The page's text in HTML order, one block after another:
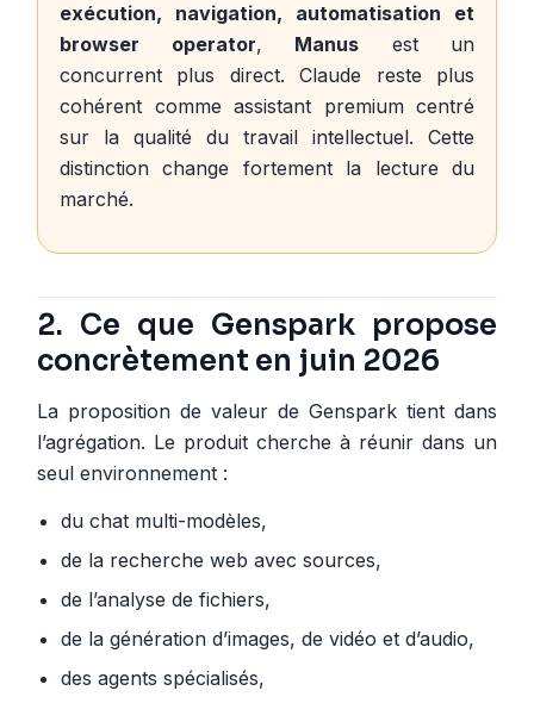
exécution, navigation, automatisation et
browser operator, Manus est un
concurrent plus direct. Claude reste plus
cohérent comme assistant premium centré
sur la qualité du travail intellectuel. Cette
distinction change fortement la lecture du
marché.
2. Ce que Genspark propose
concrètement en juin 2026
La proposition de valeur de Genspark tient dans
l’agrégation. Le produit cherche à réunir dans un
seul environnement :
du chat multi-modèles,
de la recherche web avec sources,
de l’analyse de fichiers,
de la génération d’images, de vidéo et d’audio,
des agents spécialisés,